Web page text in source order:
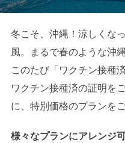
冬こそ、沖縄！涼しくな
風。まるで春のような沖
このたび「ワクチン接種
ワクチン接種済の証明を
に、特別価格のプランを
様々なプランにアレンジ